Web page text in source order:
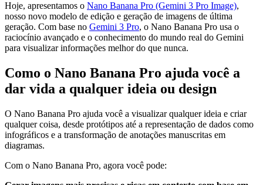
Hoje, apresentamos o Nano Banana Pro (Gemini 3 Pro Image),
nosso novo modelo de edição e geração de imagens de última
geração. Com base no Gemini 3 Pro, o Nano Banana Pro usa o
raciocínio avançado e o conhecimento do mundo real do Gemini
para visualizar informações melhor do que nunca.
Como o Nano Banana Pro ajuda você a
dar vida a qualquer ideia ou design
O Nano Banana Pro ajuda você a visualizar qualquer ideia e criar
qualquer coisa, desde protótipos até a representação de dados como
infográficos e a transformação de anotações manuscritas em
diagramas.
Com o Nano Banana Pro, agora você pode: